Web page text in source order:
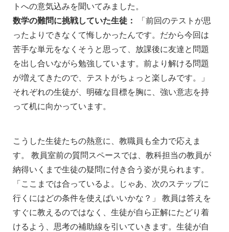
トへの意気込みを聞いてみました。
数学の難問に挑戦していた生徒：
「前回のテストが思
ったよりできなくて悔しかったんです。だから今回は
苦手な単元をなくそうと思って、放課後に友達と問題
を出し合いながら勉強しています。前より解ける問題
が増えてきたので、テストがちょっと楽しみです。」
それぞれの生徒が、明確な目標を胸に、強い意志を持
って机に向かっています。
こうした生徒たちの熱意に、教職員も全力で応えま
す。 教員室前の質問スペースでは、教科担当の教員が
納得いくまで生徒の疑問に付き合う姿が見られます。
「ここまでは合っているよ。じゃあ、次のステップに
行くにはどの条件を使えばいいかな？」 教員は答えを
すぐに教えるのではなく、生徒が自ら正解にたどり着
けるよう、思考の補助線を引いていきます。生徒が自